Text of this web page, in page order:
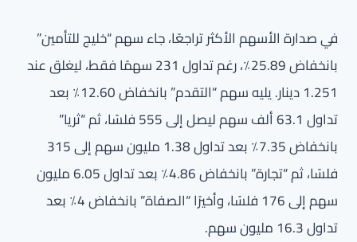
في صدارة الأسهم الأكثر تراجعًا، جاء سهم “خليج للتأمين”
بانخفاض 25.89٪، رغم تداول 231 سهمًا فقط، ليغلق عند
1.251 دينار. يليه سهم “التقدم” بانخفاض 12.60٪ بعد
تداول 63.1 ألف سهم ليصل إلى 555 فلسًا، ثم “ثريا”
بانخفاض 7.35٪ بعد تداول 1.38 مليون سهم إلى 315
فلسًا، ثم “تجارة” بانخفاض 4.86٪ بعد تداول 6.05 مليون
سهم إلى 176 فلسًا، وأخيرًا “الصفاة” بانخفاض 4٪ بعد
تداول 16.3 مليون سهم.